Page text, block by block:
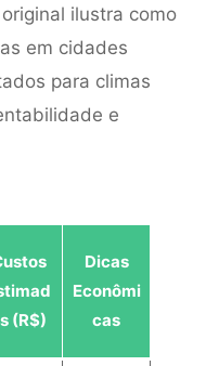
ilustra como
em cidades
para climas
e
(R$)
Dicas
Econômi
cas